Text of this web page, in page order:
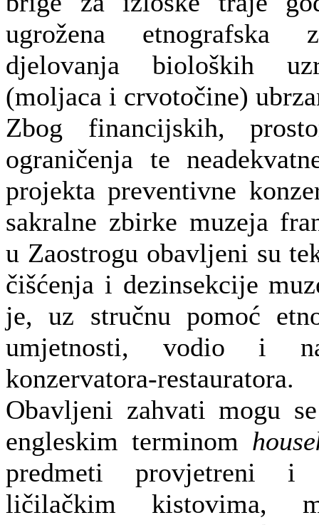
ugrožena
djelovanja bioloških
(moljaca i crvotočine)
Zbog financijskih,
ograničenja te
projekta preventivne
sakralne zbirke muzeja
u Zaostrogu obavljeni su
čišćenja i dezinsekcije
je, uz stručnu pomoć
umjetnosti, vodio i
konzervatora-restauratora.
Obavljeni zahvati mogu
engleskim terminom
predmeti provjetreni i
ličilačkim kistovima,